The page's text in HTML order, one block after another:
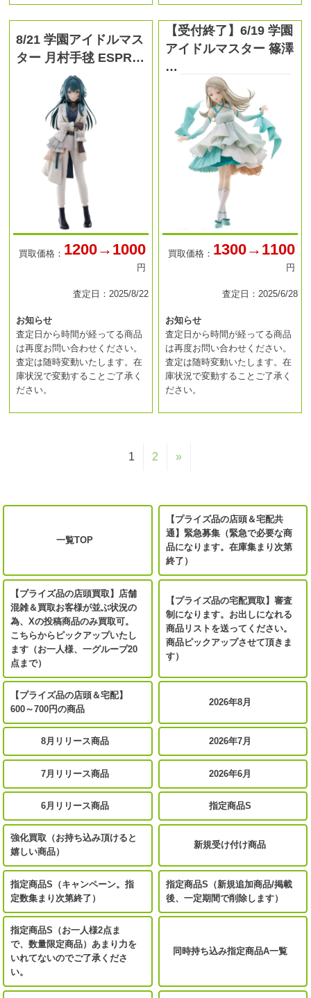
8/21 学園アイドルマス
ター 月村手毬 ESPR…
買取価格： 1200→1000
円
査定日：2025/8/22
お知らせ
査定日から時間が経ってる商品
は再度お問い合わせください。
査定は随時変動いたします。在
庫状況で変動することご了承く
ださい。
【受付終了】6/19 学園
アイドルマスター 篠澤
…
買取価格： 1300→1100
円
査定日：2025/6/28
お知らせ
査定日から時間が経ってる商品
は再度お問い合わせください。
査定は随時変動いたします。在
庫状況で変動することご了承く
ださい。
1 2 »
一覧TOP
【プライズ品の店頭＆宅配共
通】緊急募集（緊急で必要な商
品になります。在庫集まり次第
終了）
【プライズ品の店頭買取】店舗
混雑＆買取お客様が並ぶ状況の
為、Xの投稿商品のみ買取可。
こちらからピックアップいたし
ます（お一人様、一グループ20
点まで）
【プライズ品の宅配買取】審査
制になります。お出しになれる
商品リストを送ってください。
商品ピックアップさせて頂きま
す）
【プライズ品の店頭＆宅配】
600～700円の商品
2026年8月
8月リリース商品 2026年7月
7月リリース商品 2026年6月
6月リリース商品 指定商品S
強化買取（お持ち込み頂けると
嬉しい商品）
新規受け付け商品
指定商品S（キャンペーン。指
定数集まり次第終了）
指定商品S（新規追加商品/掲載
後、一定期間で削除します）
指定商品S（お一人様2点ま
で、数量限定商品）あまり力を
いれてないのでご了承くださ
い。
同時持ち込み指定商品A一覧